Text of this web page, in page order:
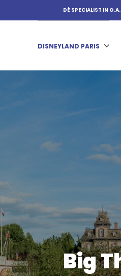
DÉ SPECIALIST IN
DISNEYLAND PARIS
Big